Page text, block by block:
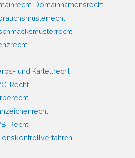
Domainnamensrecht
und Kartellrecht
Recht
Recht